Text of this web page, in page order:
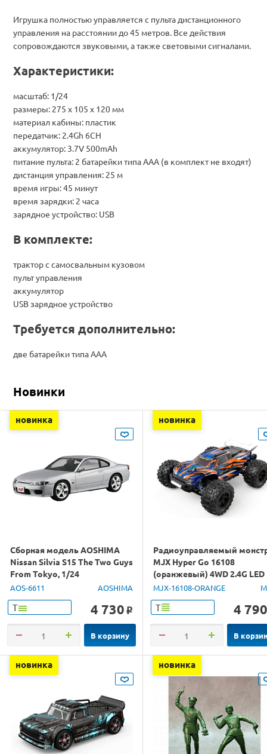
Игрушка полностью управляется с пульта дистанционного
управления на расстоянии до 45 метров. Все действия
сопровождаются звуковыми, а также световыми сигналами.
Характеристики:
масштаб: 1/24
размеры: 275 х 105 х 120 мм
материал кабины: пластик
передатчик: 2.4Gh 6CH
аккумулятор: 3.7V 500mAh
питание пульта: 2 батарейки типа AAA (в комплект не входят)
дистанция управления: 25 м
время игры: 45 минут
время зарядки: 2 часа
зарядное устройство: USB
В комплекте:
трактор с самосвальным кузовом
пульт управления
аккумулятор
USB зарядное устройство
Требуется дополнительно:
две батарейки типа ААА
Новинки
новинка
Сборная модель AOSHIMA
Nissan Silvia S15 The Two Guys
From Tokyo, 1/24
AOS-6611 AOSHIMA
Т 4 730 o
В корзину
новинка
Радиоуправляемый
MJX Hyper Go 16108
(оранжевый) 4WD 2.4G LED
1/16 RTR
MJX-16108-ORANGE
Т 4 790
В
новинка новинка